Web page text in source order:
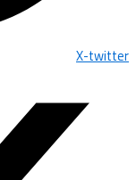
X-twitter